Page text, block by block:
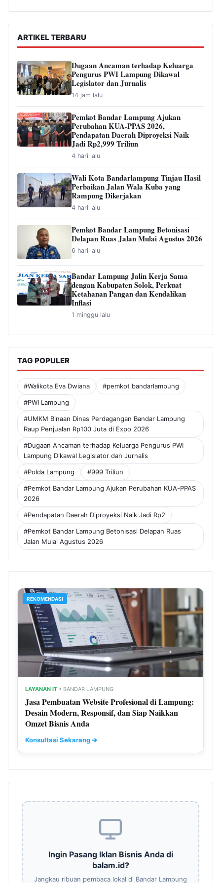
ARTIKEL TERBARU
Dugaan Ancaman terhadap Keluarga
Pengurus PWI Lampung Dikawal
Legislator dan Jurnalis
14 jam lalu
Pemkot Bandar Lampung Ajukan
Perubahan KUA-PPAS 2026,
Pendapatan Daerah Diproyeksi Naik
Jadi Rp2,999 Triliun
4 hari lalu
Wali Kota Bandarlampung Tinjau Hasil
Perbaikan Jalan Wala Kuba yang
Rampung Dikerjakan
4 hari lalu
Pemkot Bandar Lampung Betonisasi
Delapan Ruas Jalan Mulai Agustus 2026
6 hari lalu
Bandar Lampung Jalin Kerja Sama
dengan Kabupaten Solok, Perkuat
Ketahanan Pangan dan Kendalikan
Inflasi
1 minggu lalu
TAG POPULER
#Walikota Eva Dwiana #pemkot bandarlampung
#PWI Lampung
#UMKM Binaan Dinas Perdagangan Bandar Lampung
Raup Penjualan Rp100 Juta di Expo 2026
#Dugaan Ancaman terhadap Keluarga Pengurus PWI
Lampung Dikawal Legislator dan Jurnalis
#Polda Lampung #999 Triliun
#Pemkot Bandar Lampung Ajukan Perubahan KUA-PPAS
2026
#Pendapatan Daerah Diproyeksi Naik Jadi Rp2
#Pemkot Bandar Lampung Betonisasi Delapan Ruas
Jalan Mulai Agustus 2026
REKOMENDASI
LAYANAN IT • BANDAR LAMPUNG
Jasa Pembuatan Website Profesional di Lampung:
Desain Modern, Responsif, dan Siap Naikkan
Omzet Bisnis Anda
Konsultasi Sekarang ➔
Ingin Pasang Iklan Bisnis Anda di
balam.id?
Jangkau ribuan pembaca lokal di Bandar Lampung